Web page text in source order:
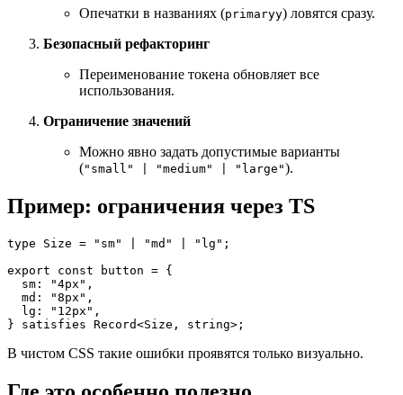
Опечатки в названиях (primaryy) ловятся сразу.
Безопасный рефакторинг
Переименование токена обновляет все
использования.
Ограничение значений
Можно явно задать допустимые варианты
("small" | "medium" | "large").
Пример: ограничения через TS
type Size = "sm" "md" "lg" ;
export
const button = {
sm : "4px" ,
md : "8px" ,
lg : "12px" ,
} satisfies Record<Size
В чистом CSS такие ошибки проявятся только визуально.